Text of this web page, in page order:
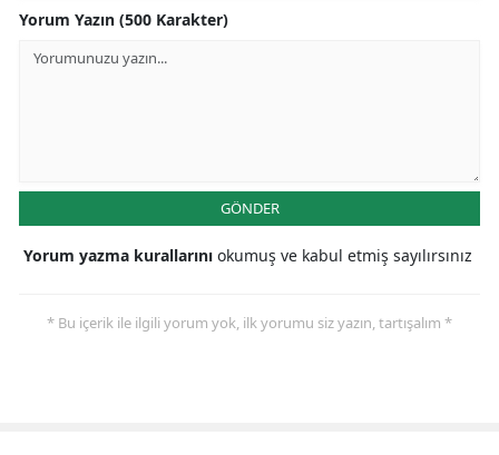
Yorum Yazın (500 Karakter)
GÖNDER
Yorum yazma kurallarını okumuş ve kabul etmiş sayılırsınız
* Bu içerik ile ilgili yorum yok, ilk yorumu siz yazın, tartışalım *